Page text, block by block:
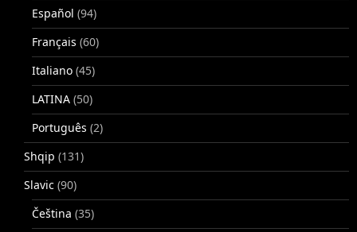
Español (94)
Français (60)
Italiano (45)
LATINA (50)
Português (2)
Shqip (131)
Slavic (90)
Čeština (35)